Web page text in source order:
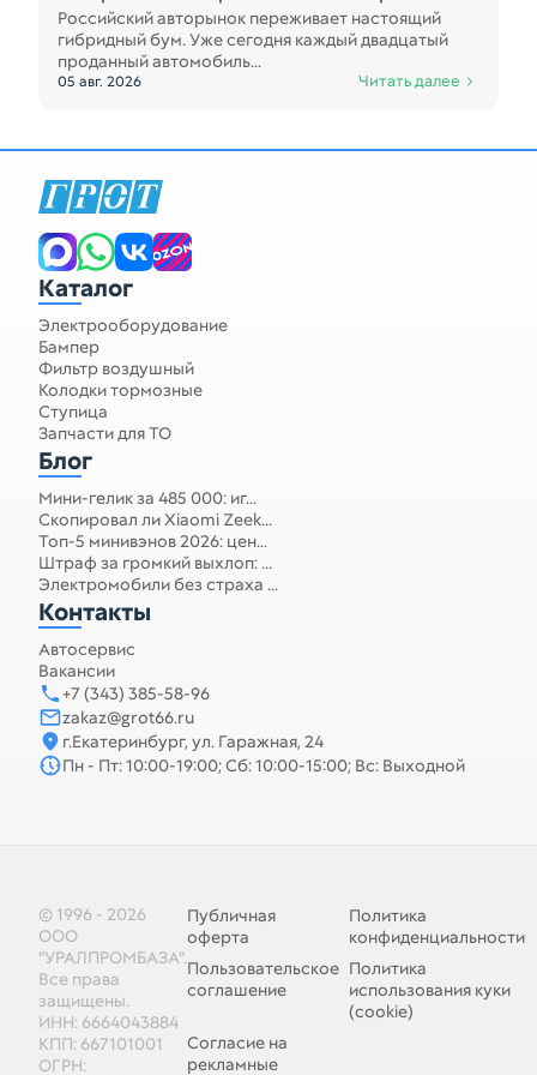
Российский авторынок переживает настоящий
гибридный бум. Уже сегодня каждый двадцатый
проданный автомобиль...
05 авг. 2026 Читать далее
Каталог
Электрооборудование
Бампер
Фильтр воздушный
Колодки тормозные
Ступица
Запчасти для ТО
Блог
Мини-гелик за 485 000: иг...
Скопировал ли Xiaomi Zeek...
Топ-5 минивэнов 2026: цен...
Штраф за громкий выхлоп: ...
Электромобили без страха ...
Контакты
Автосервис
Вакансии
+7 (343) 385-58-96
zakaz@grot66.ru
г.Екатеринбург, ул. Гаражная, 24
Пн - Пт: 10:00-19:00; Сб: 10:00-15:00; Вс: Выходной
© 1996 - 2026
ООО
"УРАЛПРОМБАЗА".
Все права
защищены.
ИНН: 6664043884
КПП: 667101001
ОГРН:
Публичная
оферта
Политика
конфиденциальности
Пользовательское
соглашение
Политика
использования куки
(cookie)
Согласие на
рекламные